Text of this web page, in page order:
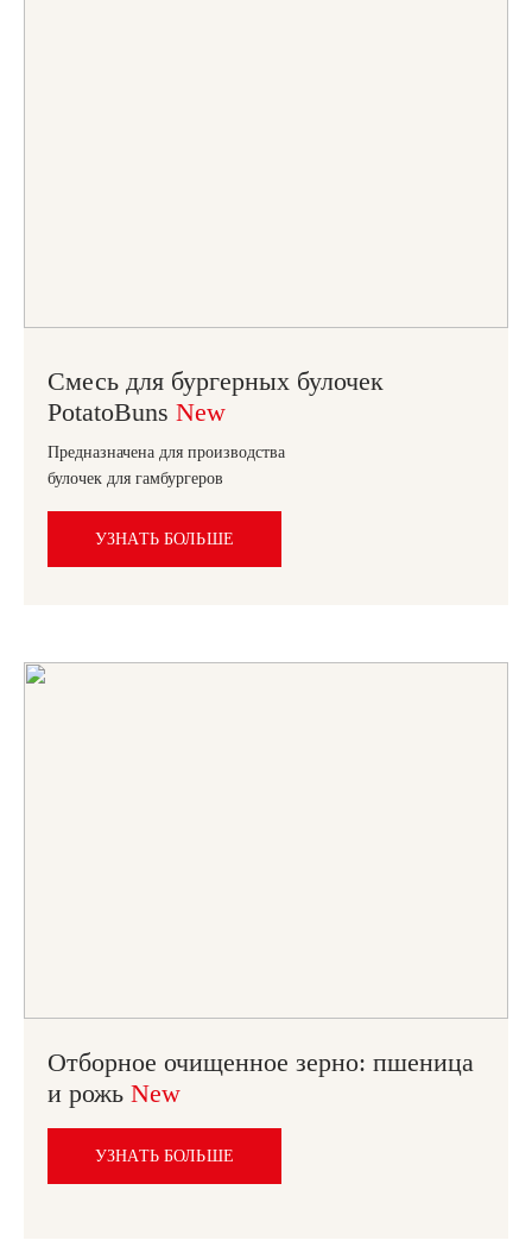
Смесь для бургерных булочек
PotatoBuns New
Предназначена для производства
булочек для гамбургеров
УЗНАТЬ БОЛЬШЕ
Отборное очищенное зерно: пшеница
и рожь New
УЗНАТЬ БОЛЬШЕ